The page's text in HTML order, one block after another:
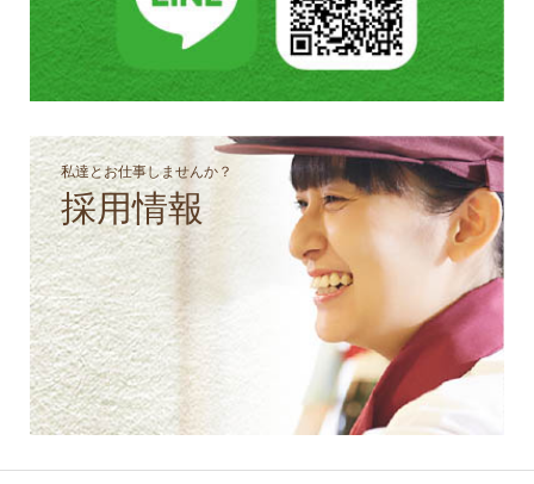
私達とお仕事しませんか？
採用情報